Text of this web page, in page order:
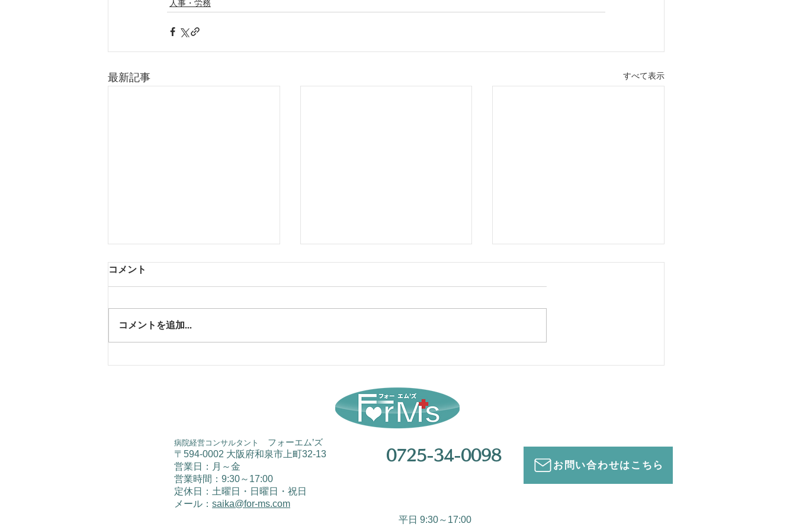
人事・労務
最新記事 すべて表示
退職者面談 会計事務所 採用面接②
コメント
コメントを追加…
病院経営コンサルタント
フォーエム’ズ
〒594-0002 大阪府和泉市上町32-13
営業日：月～金
​営業時間：9:30～17:00
​定休日：土曜日・日曜日・祝日
メール： saika@for-ms.com
0725-34-0098
お問い合わせはこちら
平日 9:30～17:00